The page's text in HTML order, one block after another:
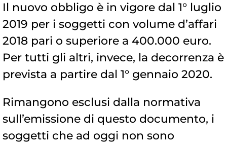
Il nuovo obbligo è in vigore dal 1° luglio
2019 per i soggetti con volume d’affari
2018 pari o superiore a 400.000 euro.
Per tutti gli altri, invece, la decorrenza è
prevista a partire dal 1° gennaio 2020.
Rimangono esclusi dalla normativa
sull’emissione di questo documento, i
soggetti che ad oggi non sono